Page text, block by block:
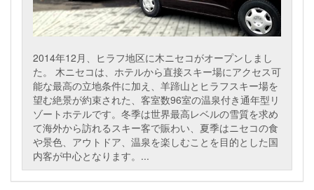
2014年12月、ヒラフ地区に木ニセコがオープンしまし
た。 木ニセコは、ホテルから直接スキー場にアクセス可
能な最高の立地条件に加え、羊蹄山とヒラフスキー場を
望む絶景が約束された、客室数96室の温泉付き通年型リ
ゾートホテルです。冬季は世界最高レベルの雪質を求め
て海外から訪れるスキー客で賑わい、夏季はニセコの食
や景色、アウトドア、温泉を楽しむことを目的とした国
内客が中心となります。...